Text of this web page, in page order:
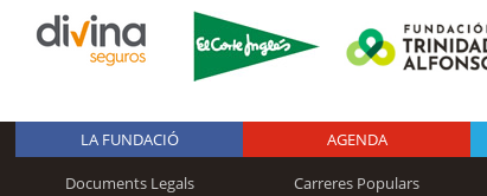
Logo Fundación
LA FUNDACIÓ
Documents Legals
AGENDA
Carreres Populars